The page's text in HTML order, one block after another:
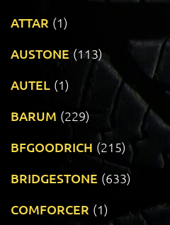
ATTAR (1)
AUSTONE (113)
AUTEL (1)
BARUM (229)
BFGOODRICH (215)
BRIDGESTONE (633)
COMFORCER (1)